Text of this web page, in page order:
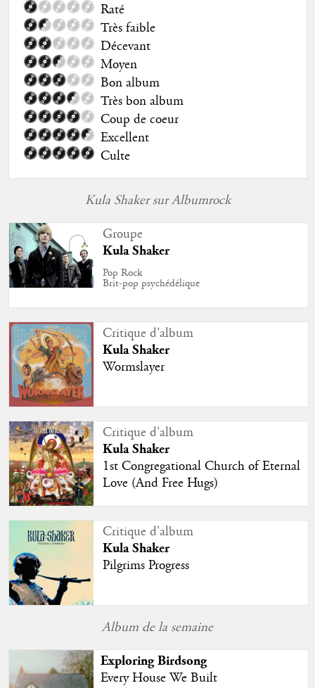
Raté
Très faible
Décevant
Moyen
Bon album
Très bon album
Coup de coeur
Excellent
Culte
Kula Shaker sur Albumrock
Groupe
Kula Shaker
Pop Rock
Brit-pop psychédélique
Critique d'album
Kula Shaker
Wormslayer
Critique d'album
Kula Shaker
1st Congregational Church of Eternal
Love (And Free Hugs)
Critique d'album
Kula Shaker
Pilgrims Progress
Album de la semaine
Exploring Birdsong
Every House We Built